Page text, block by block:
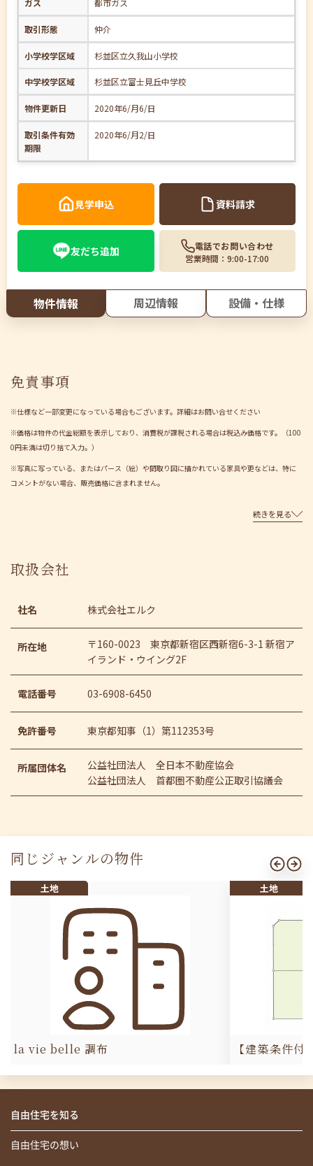
ガス 都市ガス
取引形態 仲介
小学校学区域 杉並区立久我山小学校
中学校学区域 杉並区立富士見丘中学校
物件更新日 2020年6/月6/日
取引条件有効
期限
2020年6/月2/日
見学申込 資料請求
友だち追加
電話でお問い合わせ
営業時間：9:00-17:00
物件情報 周辺情報 設備・仕様
免責事項
※仕様など一部変更になっている場合もございます。詳細はお問い合せください
※価格は物件の代金総額を表示しており、消費税が課税される場合は税込み価格です。（100
0円未満は切り捨て入力。）
※写真に写っている、またはパース（絵）や間取り図に描かれている家具や更などは、特に
コメントがない場合、販売価格に含まれません。
続きを見る
取扱会社
社名 株式会社エルク
所在地
〒160-0023 東京都新宿区西新宿6-3-1 新宿ア
イランド・ウイング2F
電話番号 03-6908-6450
免許番号 東京都知事（1）第112353号
所属団体名
公益社団法人 全日本不動産協会
公益社団法人 首都圏不動産公正取引協議会
同じジャンルの物件
土地
la vie belle 調布
土地
【建築条件付
自由住宅を知る
自由住宅の想い